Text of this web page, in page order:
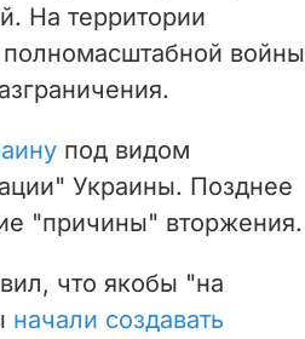
На территории
войны
под видом
Украины. Позднее
"причины" вторжения.
что якобы "на
начали создавать